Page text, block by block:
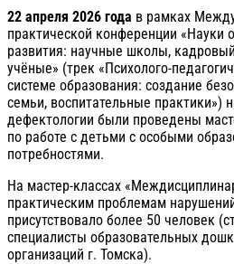
22 апреля 2026 года в рамках
практической конференции «Науки
развития: научные школы,
учёные» (трек «Психолого-
системе образования: создание
семьи, воспитательные практики»)
дефектологии были проведены
по работе с детьми с особыми
потребностями.
На мастер-классах
практическим проблемам
присутствовало более 50 человек
специалисты образовательных
организаций г. Томска).